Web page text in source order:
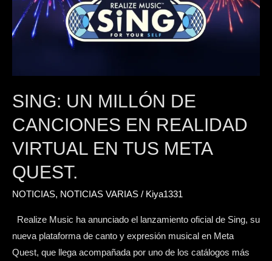
SING: UN MILLÓN DE
CANCIONES EN REALIDAD
VIRTUAL EN TUS META
QUEST.
NOTICIAS, NOTICIAS VARIAS / Kiya1331
Realize Music ha anunciado el lanzamiento oficial de Sing, su
nueva plataforma de canto y expresión musical en Meta
Quest, que llega acompañada por uno de los catálogos más
realidad
virtual
Quest.